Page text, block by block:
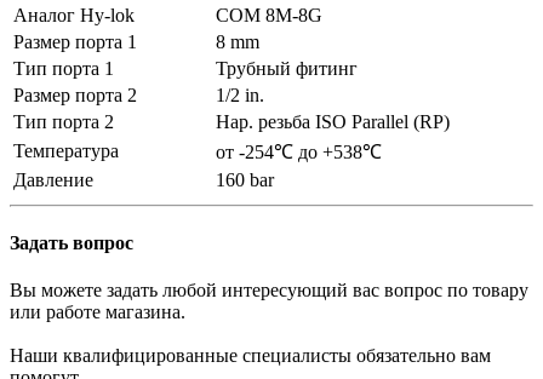
Аналог Hy-lok
COM 8M-8G
Размер порта 1
8 mm
Тип порта 1
Трубный фитинг
Размер порта 2
1/2 in.
Тип порта 2
Нар. резьба ISO Parallel (RP)
Температура
от -254℃ до +538℃
Давление
160 bar
Задать вопрос
Вы можете задать любой интересующий вас вопрос по товару
или работе магазина.
Наши квалифицированные специалисты обязательно вам